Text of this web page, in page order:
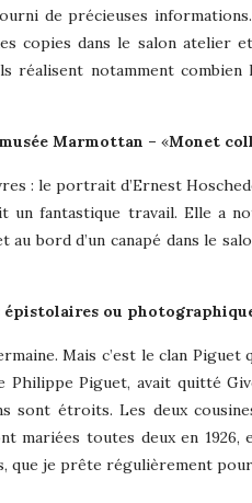
de précieuses
copies dans le salon atelier
réalisent notamment
Marmottan – «Monet
: le portrait d’Ernest
un fantastique travail. Elle a
bord d’un canapé dans le
épistolaires ou
Mais c’est le clan
Philippe Piguet, avait quitté
sont étroits. Les deux
mariées toutes deux en
que je prête régulièrement